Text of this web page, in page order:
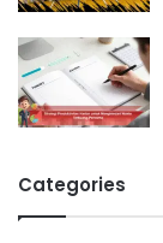
Categories